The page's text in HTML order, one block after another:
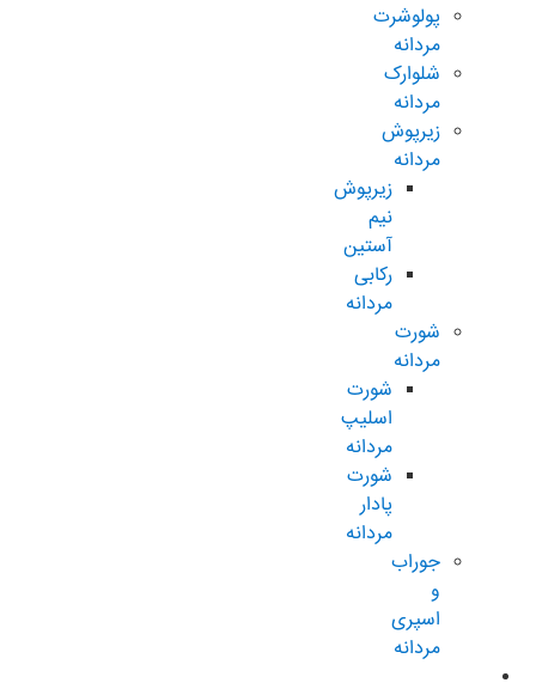
پولوشرت
مردانه
شلوارک
مردانه
زیرپوش
مردانه
زیرپوش
نیم
آستین
رکابی
مردانه
شورت
مردانه
شورت
اسلیپ
مردانه
شورت
پادار
مردانه
جوراب
و
اسپری
مردانه